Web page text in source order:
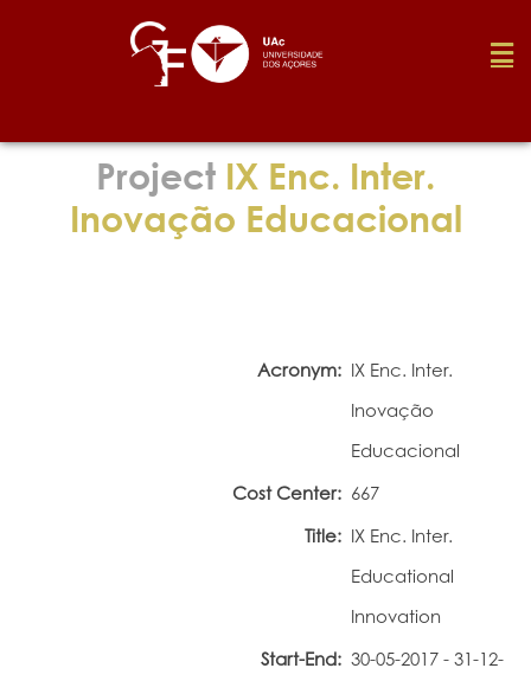
Foundation
Media
Project IX Enc. Inter.
Inovação Educacional
Acronym: IX Enc. Inter.
Inovação
Educacional
Cost Center: 667
Title: IX Enc. Inter.
Educational
Innovation
Start-End: 30-05-2017 - 31-12-